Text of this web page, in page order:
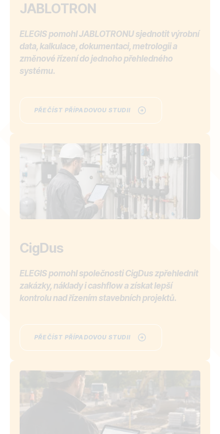
JABLOTRON
ELEGIS pomohl JABLOTRONU sjednotit výrobní
data, kalkulace, dokumentaci, metrologii a
změnové řízení do jednoho přehledného
systému.
PŘEČÍST PŘÍPADOVOU STUDII
CigDus
ELEGIS pomohl společnosti CigDus zpřehlednit
zakázky, náklady i cashflow a získat lepší
kontrolu nad řízením stavebních projektů.
PŘEČÍST PŘÍPADOVOU STUDII